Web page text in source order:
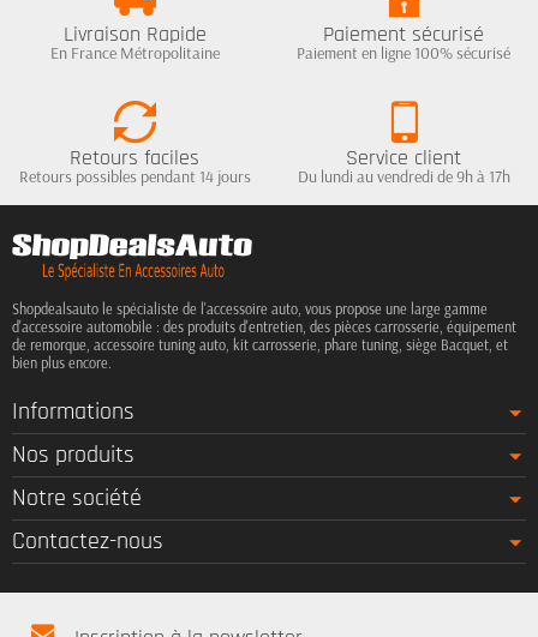
Livraison Rapide
En France Métropolitaine
Paiement sécurisé
Paiement en ligne 100% sécurisé
Retours faciles
Retours possibles pendant 14 jours
Service client
Du lundi au vendredi de 9h à 17h
Shopdealsauto le spécialiste de l'accessoire auto, vous propose une large gamme
d'accessoire automobile : des produits d'entretien, des pièces carrosserie, équipement
de remorque, accessoire tuning auto, kit carrosserie, phare tuning, siège Bacquet, et
bien plus encore.
Informations
Nos produits
Notre société
Contactez-nous